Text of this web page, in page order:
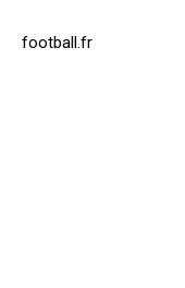
football.fr